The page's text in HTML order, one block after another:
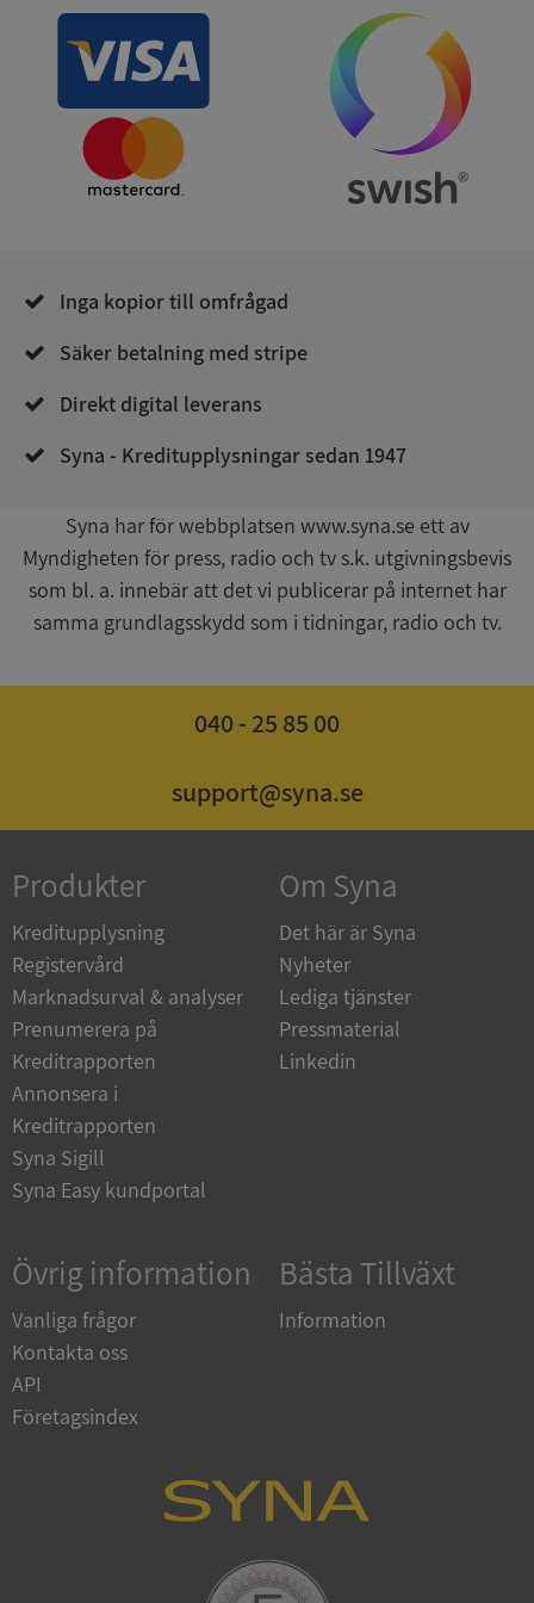
Inga kopior till omfrågad
Säker betalning med stripe
Direkt digital leverans
Syna - Kreditupplysningar sedan 1947
Syna har för webbplatsen www.syna.se ett av
Myndigheten för press, radio och tv s.k. utgivningsbevis
som bl. a. innebär att det vi publicerar på internet har
samma grundlagsskydd som i tidningar, radio och tv.
040 - 25 85 00
support@syna.se
Produkter
Kreditupplysning
Registervård
Marknadsurval & analyser
Prenumerera på
Kreditrapporten
Annonsera i
Kreditrapporten
Syna Sigill
Syna Easy kundportal
Om Syna
Det här är Syna
Nyheter
Lediga tjänster
Pressmaterial
Linkedin
Övrig information
Vanliga frågor
Kontakta oss
API
Företagsindex
Bästa Tillväxt
Information
användas ordentligt utan strikt nödvändiga cookies.
Namn
Leverantör
/
Domän
__RequestVerificationToken
Microsoft
Corporation
.youtube.com
ASP.NET_SessionId
Microsoft
de.syna.se
Session
Microsoft
Corporation
.syna.se
__RequestVerificationToken
Privacy Policy